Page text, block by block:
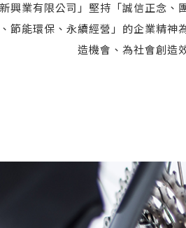
新興業有限公司」堅持「誠信正念、
節能環保、永續經營」的企業精神
造機會、為社會創造